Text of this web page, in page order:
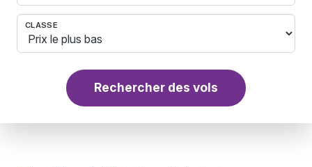
CLASSE
Rechercher des vols